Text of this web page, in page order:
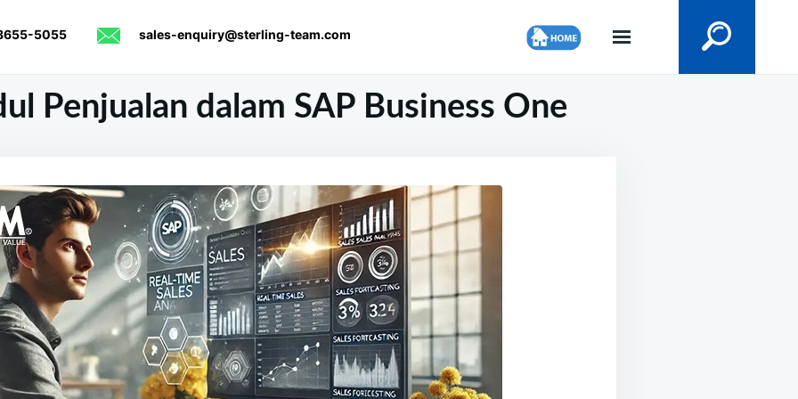
5055 sales-enquiry@sterling-team.com
Penjualan dalam SAP Business One